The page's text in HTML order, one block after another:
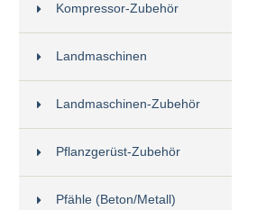
Kompressor-Zubehör
Landmaschinen
Landmaschinen-Zubehör
Pflanzgerüst-Zubehör
Pfähle (Beton/Metall)